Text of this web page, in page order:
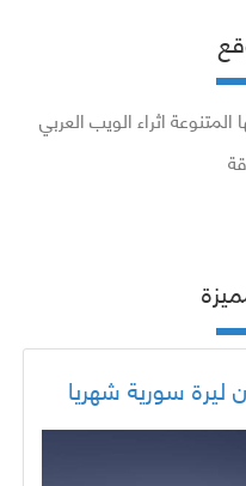
اثراء الويب العربي
سورية شهريا